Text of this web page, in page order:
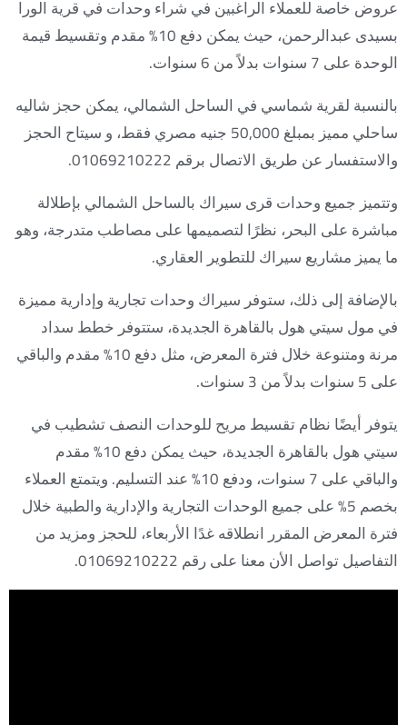
عروض خاصة للعملاء الراغبين في شراء وحدات في قرية الورا
بسيدى عبدالرحمن، حيث يمكن دفع 10% مقدم وتقسيط قيمة
الوحدة على 7 سنوات بدلاً من 6 سنوات.
بالنسبة لقرية شماسي في الساحل الشمالي، يمكن حجز شاليه
ساحلي مميز بمبلغ 50,000 جنيه مصري فقط، و سيتاح الحجز
والاستفسار عن طريق الاتصال برقم 01069210222.
وتتميز جميع وحدات قرى سيراك بالساحل الشمالي بإطلالة
مباشرة على البحر، نظرًا لتصميمها على مصاطب متدرجة، وهو
ما يميز مشاريع سيراك للتطوير العقاري.
بالإضافة إلى ذلك، ستوفر سيراك وحدات تجارية وإدارية مميزة
في مول سيتي هول بالقاهرة الجديدة، ستتوفر خطط سداد
مرنة ومتنوعة خلال فترة المعرض، مثل دفع 10% مقدم والباقي
على 5 سنوات بدلاً من 3 سنوات.
يتوفر أيضًا نظام تقسيط مريح للوحدات النصف تشطيب في
سيتي هول بالقاهرة الجديدة، حيث يمكن دفع 10% مقدم
والباقي على 7 سنوات، ودفع 10% عند التسليم. ويتمتع العملاء
بخصم 5% على جميع الوحدات التجارية والإدارية والطبية خلال
فترة المعرض المقرر انطلاقه غدًا الأربعاء، للحجز ومزيد من
التفاصيل تواصل الأن معنا على رقم 01069210222.